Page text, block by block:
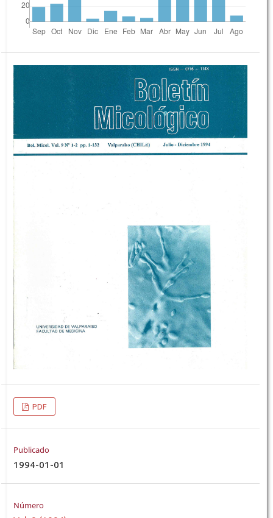
PDF
Publicado
1994-01-01
Número